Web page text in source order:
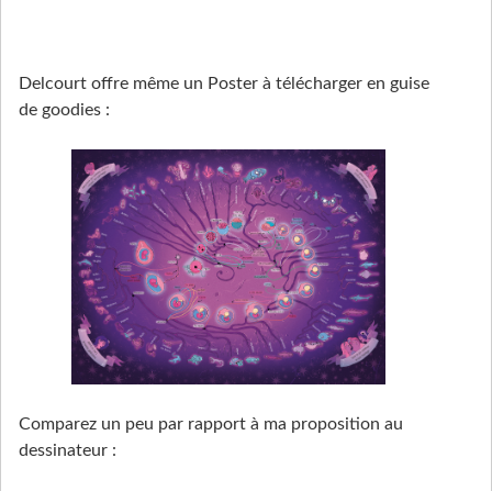
Delcourt offre même un Poster à télécharger en guise
de goodies :
Comparez un peu par rapport à ma proposition au
dessinateur :